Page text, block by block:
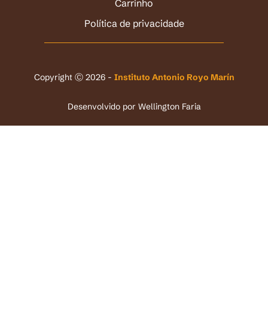
Carrinho
Política de privacidade
Copyright Ⓒ 2026 - Instituto Antonio Royo Marín
Desenvolvido por Wellington Faria